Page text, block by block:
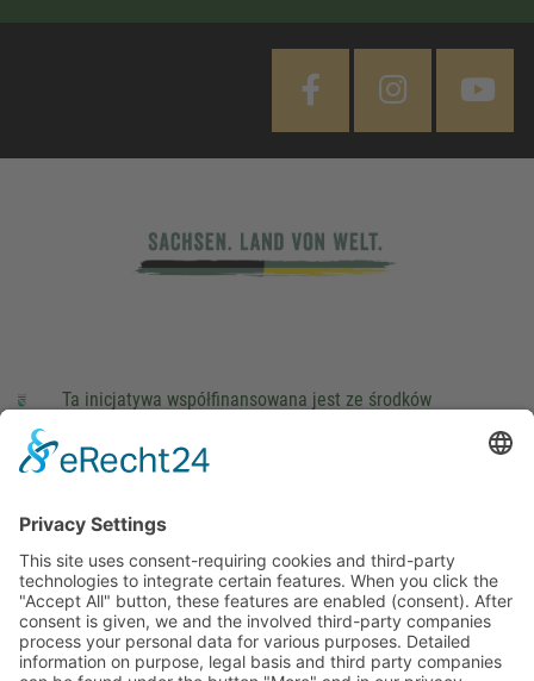
Ta inicjatywa współfinansowana jest ze środków
parlamentarzystów Landtagu Saksońskiego budżetu.
stopka redakcyjna
This site uses consent-requiring cookies and third-party
technologies to integrate certain features. When you click the
"Accept All" button, these features are enabled (consent).